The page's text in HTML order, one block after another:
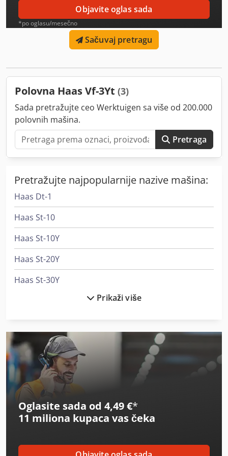
Objavite oglas sada
*po oglasu/mesečno
Sačuvaj pretragu
Polovna Haas Vf-3Yt (3)
Sada pretražujte ceo Werktuigen sa više od 200.000
polovnih mašina.
Pretraga
Pretražujte najpopularnije nazive mašina:
Haas Dt-1
Haas St-10
Haas St-10Y
Haas St-20Y
Haas St-30Y
Haas Umc-750
Haas Vf-1
Haas Vf-11/50
Haas Vf-2Ss
Haas Vf-3
Haas Vf-3Ss
Prikaži više
Oglasite sada od 4,49 €*
11 miliona kupaca vas čeka